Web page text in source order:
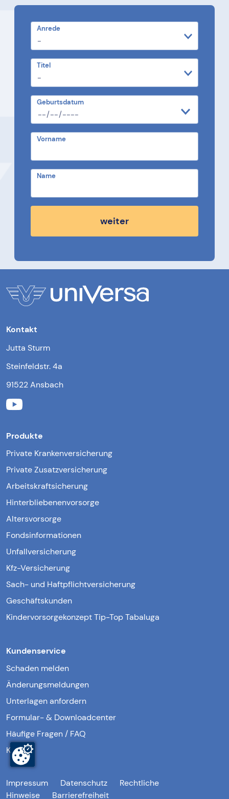
Anrede
Titel
Geburtsdatum
Vorname
Name
weiter
Kontakt
Jutta Sturm
Steinfeldstr. 4a
91522 Ansbach
Produkte
Private Krankenversicherung
Private Zusatzversicherung
Arbeitskraftsicherung
Hinterbliebenenvorsorge
Altersvorsorge
Fondsinformationen
Unfallversicherung
Kfz-Versicherung
Sach- und Haftpflichtversicherung
Geschäftskunden
Kindervorsorgekonzept Tip-Top Tabaluga
Kundenservice
Schaden melden
Änderungsmeldungen
Unterlagen anfordern
Formular- & Downloadcenter
Häufige Fragen / FAQ
Kontakt
Impressum Datenschutz
Rechtliche
Hinweise
Barrierefreiheit